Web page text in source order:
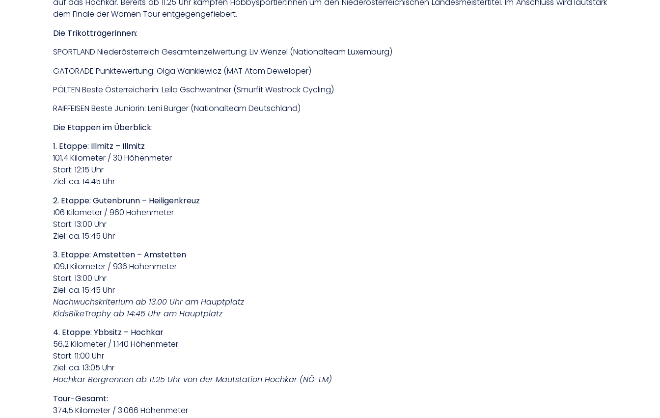
auf das Hochkar. Bereits ab 11.25 Uhr kämpfen Hobbysportler:innen um den Niederösterreichischen Landesmeistertitel. Im Anschluss wird lautstark
dem Finale der Women Tour entgegengefiebert.
Die Trikotträgerinnen:
SPORTLAND Niederösterreich Gesamteinzelwertung: Liv Wenzel (Nationalteam Luxemburg)
GATORADE Punktewertung: Olga Wankiewicz (MAT Atom Deweloper)
PÖLTEN Beste Österreicherin: Leila Gschwentner (Smurfit Westrock Cycling)
RAIFFEISEN Beste Juniorin: Leni Burger (Nationalteam Deutschland)
Die Etappen im Überblick:
1. Etappe: Illmitz – Illmitz
101,4 Kilometer / 30 Höhenmeter
Start: 12:15 Uhr
Ziel: ca. 14:45 Uhr
2. Etappe: Gutenbrunn – Heiligenkreuz
106 Kilometer / 960 Höhenmeter
Start: 13:00 Uhr
Ziel: ca. 15:45 Uhr
3. Etappe: Amstetten – Amstetten
109,1 Kilometer / 936 Höhenmeter
Start: 13:00 Uhr
Ziel: ca. 15:45 Uhr
Nachwuchskriterium ab 13.00 Uhr am Hauptplatz
KidsBikeTrophy ab 14:45 Uhr am Hauptplatz
4. Etappe: Ybbsitz – Hochkar
56,2 Kilometer / 1.140 Höhenmeter
Start: 11:00 Uhr
Ziel: ca. 13:05 Uhr
Hochkar Bergrennen ab 11.25 Uhr von der Mautstation Hochkar (NÖ-LM)
Tour-Gesamt:
374,5 Kilometer / 3.066 Höhenmeter